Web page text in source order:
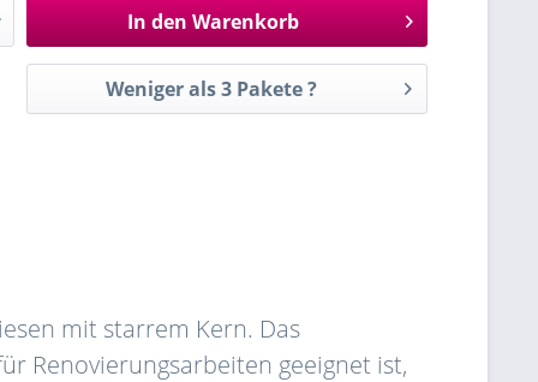
In den Warenkorb
Weniger als 3 Pakete ?
mit starrem Kern. Das
Renovierungsarbeiten geeignet ist,